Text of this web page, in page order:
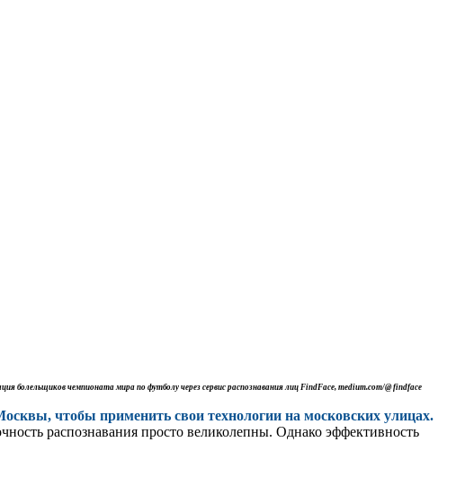
болельщиков чемпионата мира по футболу через сервис распознавания лиц FindFace, medium.com/@ findface
чтобы применить свои технологии на московских улицах.
распознавания просто великолепны. Однако эффективность